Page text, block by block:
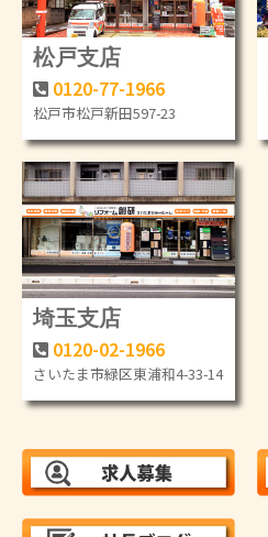
松戸支店
0120-77-1966
松戸市松戸新田597-23
埼玉支店
0120-02-1966
さいたま市緑区東浦和4-33-14